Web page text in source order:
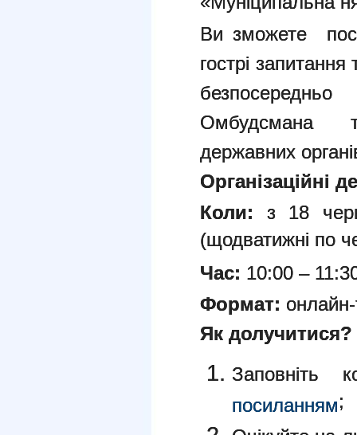
Ви зможете
гострі
Омбудсмана
державних
Організаційні
Коли: з 18
(щодватижні по
Час: 10:00 –
Формат:
Як долучитися?
Заповніть
посиланням;